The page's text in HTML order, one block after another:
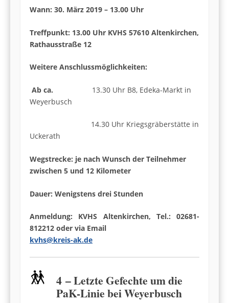
Wann: 30. März 2019 – 13.00 Uhr
Treffpunkt: 13.00 Uhr KVHS 57610 Altenkirchen,
Rathausstraße 12
Weitere Anschlussmöglichkeiten:
Ab ca.
13.30 Uhr B8, Edeka-Markt in
Weyerbusch
14.30 Uhr Kriegsgräberstätte in
Uckerath
Wegstrecke: je nach Wunsch der Teilnehmer
zwischen 5 und 12 Kilometer
Dauer: Wenigstens drei Stunden
Anmeldung: KVHS Altenkirchen, Tel.: 02681-
812212 oder via Email
kvhs@kreis-ak.de
4 – Letzte Gefechte um die
PaK-Linie bei Weyerbusch